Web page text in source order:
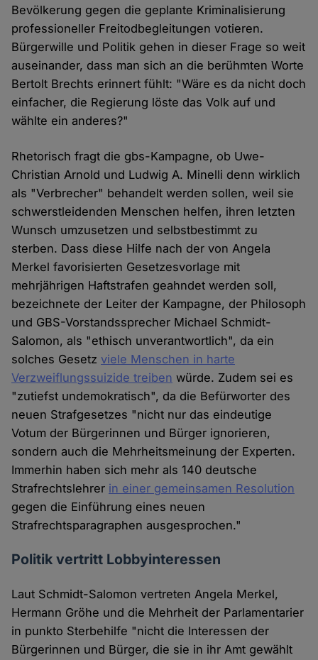
Bevölkerung gegen die geplante Kriminalisierung
professioneller Freitodbegleitungen votieren.
Bürgerwille und Politik gehen in dieser Frage so weit
auseinander, dass man sich an die berühmten Worte
Bertolt Brechts erinnert fühlt: "Wäre es da nicht doch
einfacher, die Regierung löste das Volk auf und
wählte ein anderes?"
Rhetorisch fragt die gbs-Kampagne, ob Uwe-
Christian Arnold und Ludwig A. Minelli denn wirklich
als "Verbrecher" behandelt werden sollen, weil sie
schwerstleidenden Menschen helfen, ihren letzten
Wunsch umzusetzen und selbstbestimmt zu
sterben. Dass diese Hilfe nach der von Angela
Merkel favorisierten Gesetzesvorlage mit
mehrjährigen Haftstrafen geahndet werden soll,
bezeichnete der Leiter der Kampagne, der Philosoph
und GBS-Vorstandssprecher Michael Schmidt-
Salomon, als "ethisch unverantwortlich", da ein
solches Gesetzviele Menschen in harte
Verzweiflungssuizide treiben würde. Zudem sei es
"zutiefst undemokratisch", da die Befürworter des
neuen Strafgesetzes "nicht nur das eindeutige
Votum der Bürgerinnen und Bürger ignorieren,
sondern auch die Mehrheitsmeinung der Experten.
Immerhin haben sich mehr als 140 deutsche
Strafrechtslehrer in einer gemeinsamen Resolution
gegen die Einführung eines neuen
Strafrechtsparagraphen ausgesprochen."
Politik vertritt Lobbyinteressen
Laut Schmidt-Salomon vertreten Angela Merkel,
Hermann Gröhe und die Mehrheit der Parlamentarier
in punkto Sterbehilfe "nicht die Interessen der
Bürgerinnen und Bürger, die sie in ihr Amt gewählt